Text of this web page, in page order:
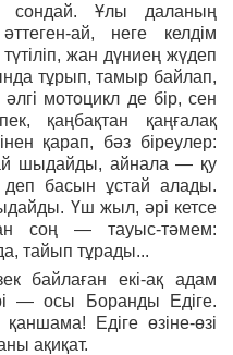
Ұлы даланың
ай, неге келдім
жан дүниең жүдеп
тұрып, тамыр байлап,
мотоцикл де бір, сен
қаңбақтан қаңғалақ
қарап, бәз біреулер:
шыдайды, айнала — қу
басын ұстай алады.
Үш жыл, әрі кетсе
соң — тауыс-тәмем:
тайып тұрады...
байлаған екі-ақ адам
— осы Боранды Едіге.
қаншама! Едіге өзіне-өзі
ақиқат.